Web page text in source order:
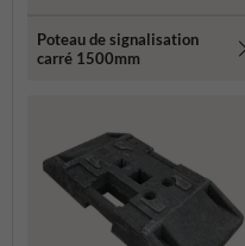
Poteau de signalisation
carré 1500mm